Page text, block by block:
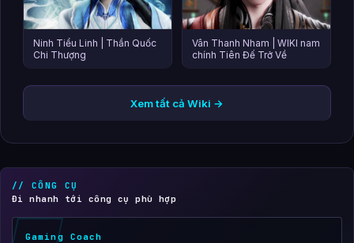
Ninh Tiểu Linh | Thần Quốc
Chi Thượng
Vân Thanh Nham | WIKI nam
chính Tiên Đế Trở Về
Xem tất cả Wiki →
// CÔNG CỤ
Đi nhanh tới công cụ phù hợp
Gaming Coach